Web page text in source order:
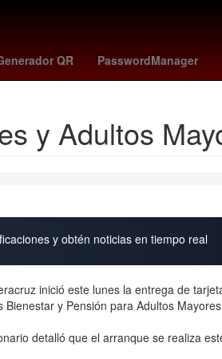
QR PasswordManager
toluca vs santos Germán
y Adultos
y obtén noticias en tiempo real
inició este lunes la entrega de
y Pensión para Adultos
detalló que el arranque se realiza